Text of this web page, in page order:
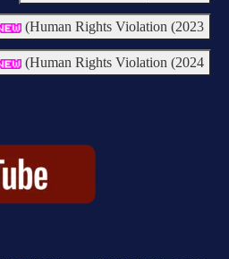
Human Rights Violation (2023)
Human Rights Violation (2024)